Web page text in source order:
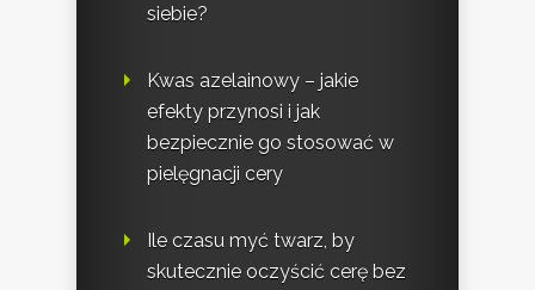
siebie?
Kwas azelainowy – jakie
efekty przynosi i jak
bezpiecznie go stosować w
pielęgnacji cery
Ile czasu myć twarz, by
skutecznie oczyścić cerę bez